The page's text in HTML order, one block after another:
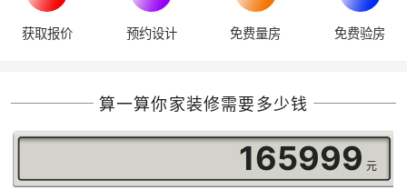
获取报价 预约设计 免费量房 免费验房
算一算你家装修需要多少钱
167792 元